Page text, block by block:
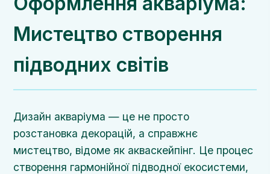
Мистецтво створення
підводних світів
Дизайн акваріума — це не просто
розстановка декорацій, а справжнє
мистецтво, відоме як акваскейпінг. Це процес
створення гармонійної підводної екосистеми,